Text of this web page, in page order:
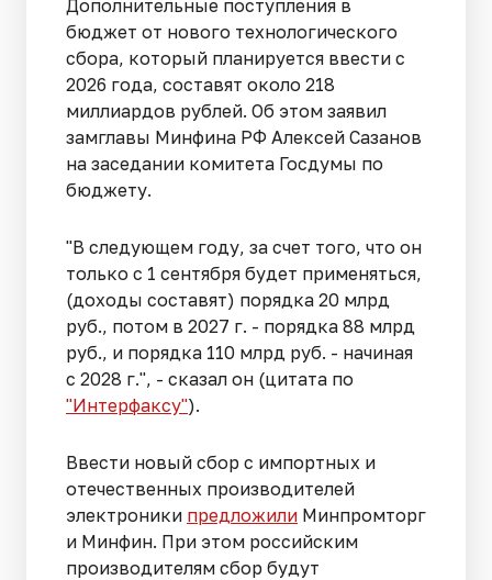
Дополнительные поступления в
бюджет от нового технологического
сбора, который планируется ввести с
2026 года, составят около 218
миллиардов рублей. Об этом заявил
замглавы Минфина РФ Алексей Сазанов
на заседании комитета Госдумы по
бюджету.
"В следующем году, за счет того, что он
только с 1 сентября будет применяться,
(доходы составят) порядка 20 млрд
руб., потом в 2027 г. - порядка 88 млрд
руб., и порядка 110 млрд руб. - начиная
с 2028 г.", - сказал он (цитата по
"Интерфаксу").
Ввести новый сбор с импортных и
отечественных производителей
электроники предложили Минпромторг
и Минфин. При этом российским
производителям сбор будут